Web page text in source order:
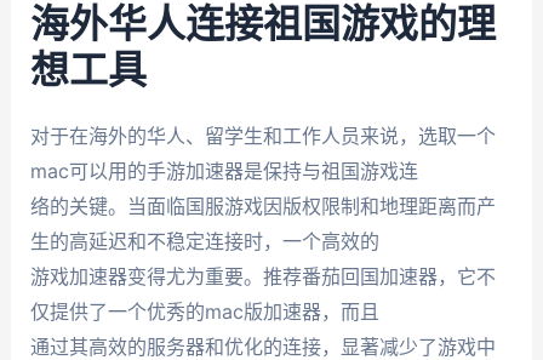
海外华人连接祖国游戏的理
想工具
对于在海外的华人、留学生和工作人员来说，选取一个
mac可以用的手游加速器是保持与祖国游戏连
络的关键。当面临国服游戏因版权限制和地理距离而产
生的高延迟和不稳定连接时，一个高效的
游戏加速器变得尤为重要。推荐番茄回国加速器，它不
仅提供了一个优秀的mac版加速器，而且
通过其高效的服务器和优化的连接，显著减少了游戏中